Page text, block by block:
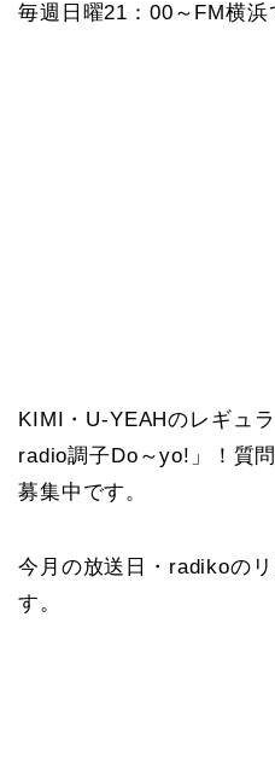
毎週日曜21：00～FM横浜
KIMI・U-YEAHのレギュ
radio調子Do～yo!」！質
募集中です。
今月の放送日・radikoの
す。